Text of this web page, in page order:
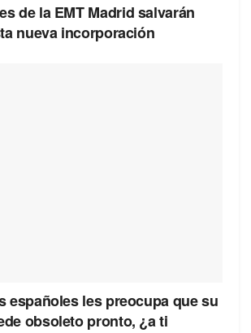
de la EMT Madrid salvarán
nueva incorporación
españoles les preocupa que su
obsoleto pronto, ¿a ti